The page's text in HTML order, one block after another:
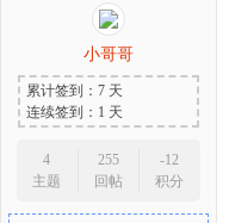
小哥哥
累计签到：7 天
连续签到：1 天
4
主题
255
回帖
-12
积分